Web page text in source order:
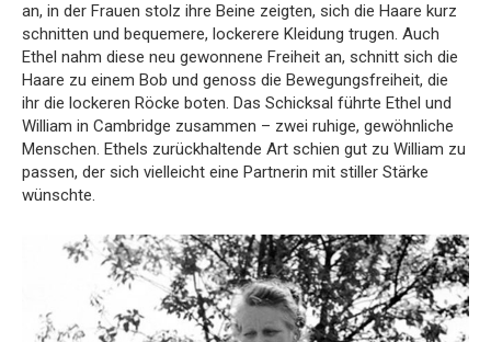
an, in der Frauen stolz ihre Beine zeigten, sich die Haare kurz
schnitten und bequemere, lockerere Kleidung trugen. Auch
Ethel nahm diese neu gewonnene Freiheit an, schnitt sich die
Haare zu einem Bob und genoss die Bewegungsfreiheit, die
ihr die lockeren Röcke boten. Das Schicksal führte Ethel und
William in Cambridge zusammen – zwei ruhige, gewöhnliche
Menschen. Ethels zurückhaltende Art schien gut zu William zu
passen, der sich vielleicht eine Partnerin mit stiller Stärke
wünschte.